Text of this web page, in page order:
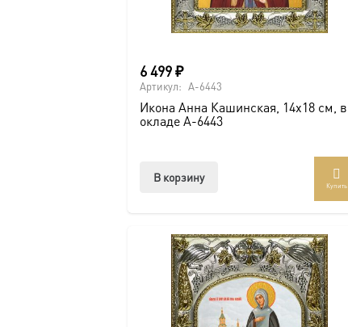
6 499₽
Артикул: A-6443
Икона Анна Кашинская, 14х18 см, в
окладе A-6443
В корзину
Купить